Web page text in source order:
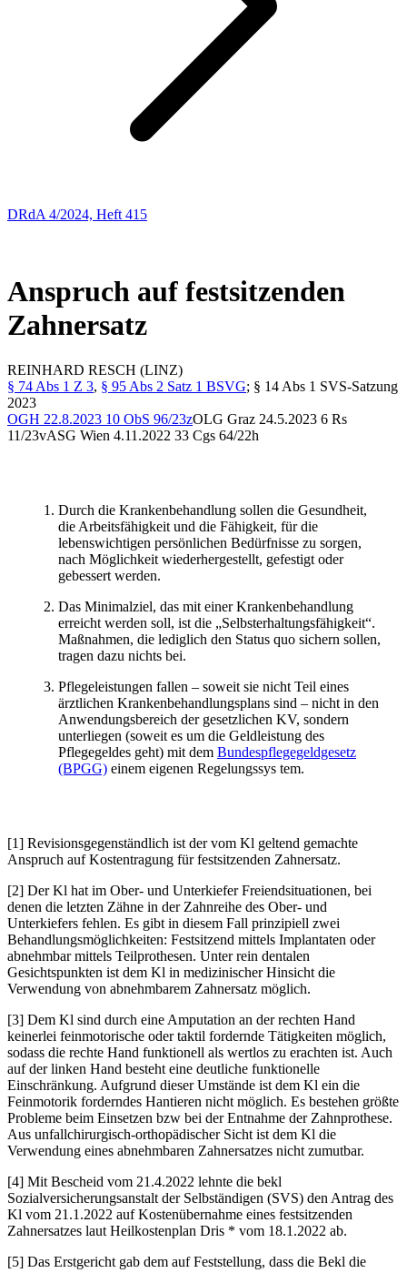
DRdA 4/2024, Heft 415
Anspruch auf festsitzenden
Zahnersatz
REINHARD RESCH (LINZ)
§ 74 Abs 1 Z 3, § 95 Abs 2 Satz 1 BSVG; § 14 Abs 1 SVS-Satzung
2023
OGH 22.8.2023 10 ObS 96/23zOLG Graz 24.5.2023 6 Rs
11/23vASG Wien 4.11.2022 33 Cgs 64/22h
Durch die Krankenbehandlung sollen die Gesundheit,
die Arbeitsfähigkeit und die Fähigkeit, für die
lebenswichtigen persönlichen Bedürfnisse zu sorgen,
nach Möglichkeit wiederhergestellt, gefestigt oder
gebessert werden.
Das Minimalziel, das mit einer Krankenbehandlung
erreicht werden soll, ist die „Selbsterhaltungsfähigkeit“.
Maßnahmen, die lediglich den Status quo sichern sollen,
tragen dazu nichts bei.
Pflegeleistungen fallen – soweit sie nicht Teil eines
ärztlichen Krankenbehandlungsplans sind – nicht in den
Anwendungsbereich der gesetzlichen KV, sondern
unterliegen (soweit es um die Geldleistung des
Pflegegeldes geht) mit dem Bundespflegegeldgesetz
(BPGG) einem eigenen Regelungssys tem.
[1] Revisionsgegenständlich ist der vom Kl geltend gemachte
Anspruch auf Kostentragung für festsitzenden Zahnersatz.
[2] Der Kl hat im Ober- und Unterkiefer Freiendsituationen, bei
denen die letzten Zähne in der Zahnreihe des Ober- und
Unterkiefers fehlen. Es gibt in diesem Fall prinzipiell zwei
Behandlungsmöglichkeiten: Festsitzend mittels Implantaten oder
abnehmbar mittels Teilprothesen. Unter rein dentalen
Gesichtspunkten ist dem Kl in medizinischer Hinsicht die
Verwendung von abnehmbarem Zahnersatz möglich.
[3] Dem Kl sind durch eine Amputation an der rechten Hand
keinerlei feinmotorische oder taktil fordernde Tätigkeiten möglich,
sodass die rechte Hand funktionell als wertlos zu erachten ist. Auch
auf der linken Hand besteht eine deutliche funktionelle
Einschränkung. Aufgrund dieser Umstände ist dem Kl ein die
Feinmotorik forderndes Hantieren nicht möglich. Es bestehen größte
Probleme beim Einsetzen bzw bei der Entnahme der Zahnprothese.
Aus unfallchirurgisch-orthopädischer Sicht ist dem Kl die
Verwendung eines abnehmbaren Zahnersatzes nicht zumutbar.
[4] Mit Bescheid vom 21.4.2022 lehnte die bekl
Sozialversicherungsanstalt der Selbständigen (SVS) den Antrag des
Kl vom 21.1.2022 auf Kostenübernahme eines festsitzenden
Zahnersatzes laut Heilkostenplan Dris * vom 18.1.2022 ab.
[5] Das Erstgericht gab dem auf Feststellung, dass die Bekl die